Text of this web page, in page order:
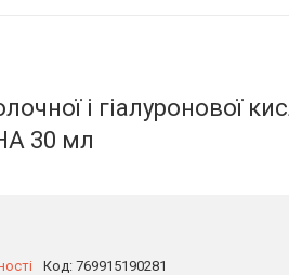
і гіалуронової
30 мл
Код: 769915190281